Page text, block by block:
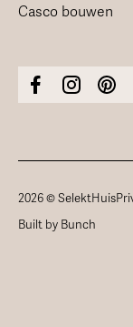
Casco bouwen
2026 © SelektHuis
Built by Bunch